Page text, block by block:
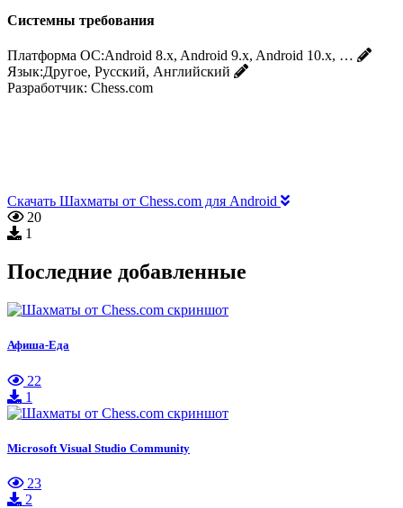
Системны требования
Платформа ОС:Android 8.x, Android 9.x, Android 10.x, …
Язык:Другое, Русский, Английский
Разработчик: Chess.com
Скачать Шахматы от Chess.com для Android
20
1
Последние добавленные
Афиша-Еда
22
1
Microsoft Visual Studio Community
23
2